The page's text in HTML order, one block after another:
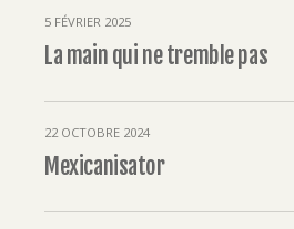
5 FÉVRIER 2025
La main qui ne tremble pas
22 OCTOBRE 2024
Mexicanisator